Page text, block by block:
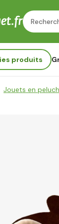
produits
Jouets en